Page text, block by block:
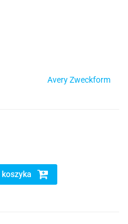
Avery Zweckform
koszyka